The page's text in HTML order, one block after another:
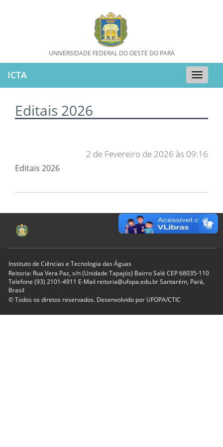
UNIVERSIDADE FEDERAL DO OESTE DO PARÁ
Toggle
ICTA
Editais 2026
2 de Fevereiro de 2026 às 09:16
Editais 2026
Instituto de Ciências e Tecnologia das Águas
Reitoria: Rua Vera Paz, s/n (Unidade Tapajós) Bairro Salé CEP 68035-110
Telefone (93) 2101-4911 E-Mail reitoria@ufopa.edu.br Santarém, Pará,
Brasil
© Todos os diretos reservados. Desenvolvido por UFOPA/CTIC